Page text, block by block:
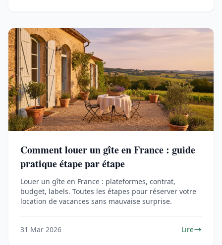
Comment louer un gîte en France : guide
pratique étape par étape
Louer un gîte en France : plateformes, contrat,
budget, labels. Toutes les étapes pour réserver votre
location de vacances sans mauvaise surprise.
31 Mar 2026 Lire